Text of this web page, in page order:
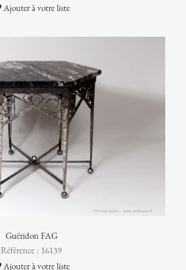
Ajouter à votre liste
Guéridon FAG
Référence : 16139
Ajouter à votre liste